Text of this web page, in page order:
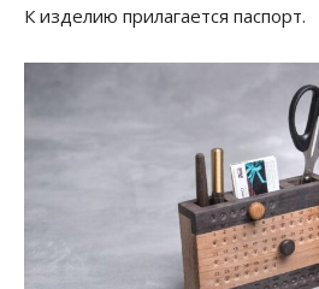
К изделию прилагается паспорт.